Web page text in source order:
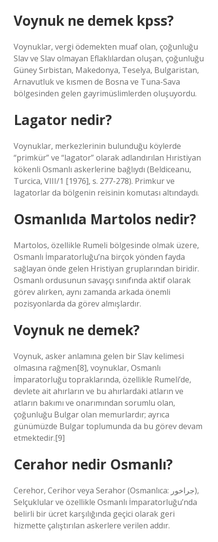
Voynuk ne demek kpss?
Voynuklar, vergi ödemekten muaf olan, çoğunluğu
Slav ve Slav olmayan Eflaklılardan oluşan, çoğunluğu
Güney Sırbistan, Makedonya, Teselya, Bulgaristan,
Arnavutluk ve kısmen de Bosna ve Tuna-Sava
bölgesinden gelen gayrimüslimlerden oluşuyordu.
Lagator nedir?
Voynuklar, merkezlerinin bulunduğu köylerde
“primkür” ve “lagator” olarak adlandırılan Hıristiyan
kökenli Osmanlı askerlerine bağlıydı (Beldiceanu,
Turcica, VIII/1 [1976], s. 277-278). Primkur ve
lagatorlar da bölgenin reisinin komutası altındaydı.
Osmanlıda Martolos nedir?
Martolos, özellikle Rumeli bölgesinde olmak üzere,
Osmanlı İmparatorluğu’na birçok yönden fayda
sağlayan önde gelen Hristiyan gruplarından biridir.
Osmanlı ordusunun savaşçı sınıfında aktif olarak
görev alırken, aynı zamanda arkada önemli
pozisyonlarda da görev almışlardır.
Voynuk ne demek?
Voynuk, asker anlamına gelen bir Slav kelimesi
olmasına rağmen[8], voynuklar, Osmanlı
İmparatorluğu topraklarında, özellikle Rumeli’de,
devlete ait ahırların ve bu ahırlardaki atların ve
atların bakımı ve onarımından sorumlu olan,
çoğunluğu Bulgar olan memurlardır; ayrıca
günümüzde Bulgar toplumunda da bu görev devam
etmektedir.[9]
Cerahor nedir Osmanlı?
Cerehor, Cerihor veya Serahor (Osmanlıca: جراخور),
Selçuklular ve özellikle Osmanlı İmparatorluğu’nda
belirli bir ücret karşılığında geçici olarak geri
hizmette çalıştırılan askerlere verilen addır.